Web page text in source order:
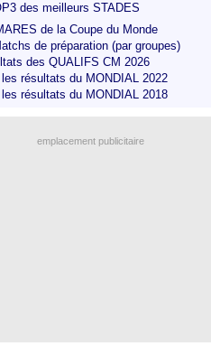
des meilleurs STADES
de la Coupe du Monde
de préparation (par groupes)
des QUALIFS CM 2026
résultats du MONDIAL 2022
résultats du MONDIAL 2018
emplacement publicitaire